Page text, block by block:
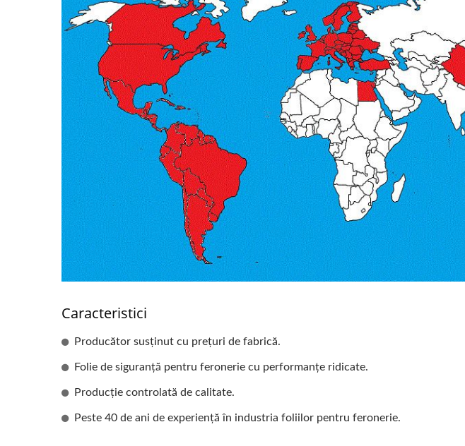
Caracteristici
Producător susținut cu prețuri de fabrică.
Folie de siguranță pentru feronerie cu performanțe ridicate.
Producție controlată de calitate.
Peste 40 de ani de experiență în industria foliilor pentru feronerie.
Folie Pentru Feronerie De
Siguranță Și Securitate
Folie Reflectorizantă Pentru
Feronerie Arhitecturală